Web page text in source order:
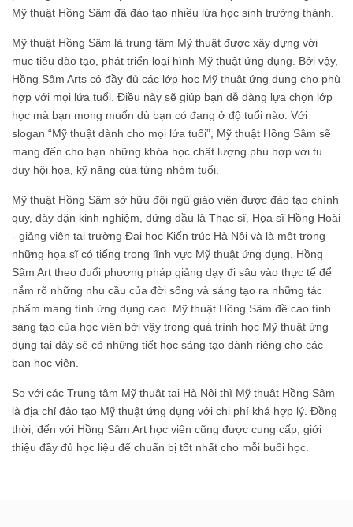
Mỹ thuật Hồng Sâm đã đào tạo nhiều lứa học sinh trưởng thành.
Mỹ thuật Hồng Sâm là trung tâm Mỹ thuật được xây dựng với
mục tiêu đào tạo, phát triển loại hình Mỹ thuật ứng dụng. Bởi vậy,
Hồng Sâm Arts có đầy đủ các lớp học Mỹ thuật ứng dụng cho phù
hợp với mọi lứa tuổi. Điều này sẽ giúp bạn dễ dàng lựa chọn lớp
học mà bạn mong muốn dù bạn có đang ở độ tuổi nào. Với
slogan “Mỹ thuật dành cho mọi lứa tuổi”, Mỹ thuật Hồng Sâm sẽ
mang đến cho bạn những khóa học chất lượng phù hợp với tu
duy hội họa, kỹ năng của từng nhóm tuổi.
Mỹ thuật Hồng Sâm sở hữu đội ngũ giáo viên được đào tạo chính
quy, dày dặn kinh nghiệm, đứng đầu là Thạc sĩ, Họa sĩ Hồng Hoài
- giảng viên tại trường Đại học Kiến trúc Hà Nội và là một trong
những họa sĩ có tiếng trong lĩnh vực Mỹ thuật ứng dụng. Hồng
Sâm Art theo đuổi phương pháp giảng dạy đi sâu vào thực tế để
nắm rõ những nhu cầu của đời sống và sáng tạo ra những tác
phẩm mang tính ứng dụng cao. Mỹ thuật Hồng Sâm đề cao tính
sáng tạo của học viên bởi vậy trong quá trình học Mỹ thuật ứng
dụng tại đây sẽ có những tiết học sáng tạo dành riêng cho các
bạn học viên.
So với các Trung tâm Mỹ thuật tại Hà Nội thì Mỹ thuật Hồng Sâm
là địa chỉ đào tạo Mỹ thuật ứng dụng với chi phí khá hợp lý. Đồng
thời, đến với Hồng Sâm Art học viên cũng được cung cấp, giới
thiệu đầy đủ học liệu để chuẩn bị tốt nhất cho mỗi buổi học.